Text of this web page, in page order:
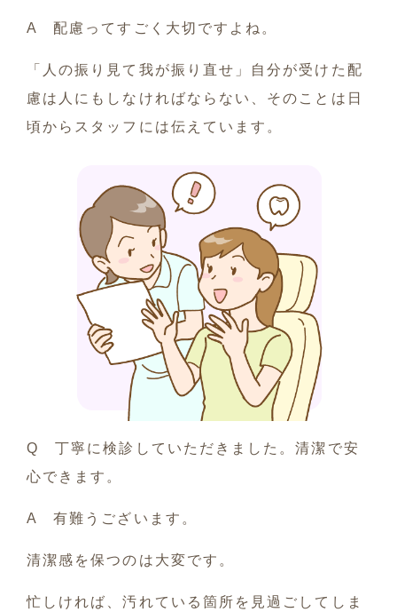
A 配慮ってすごく大切ですよね。
「人の振り見て我が振り直せ」自分が受けた配
慮は人にもしなければならない、そのことは日
頃からスタッフには伝えています。
Q 丁寧に検診していただきました。清潔で安
心できます。
A 有難うございます。
清潔感を保つのは大変です。
忙しければ、汚れている箇所を見過ごしてしま